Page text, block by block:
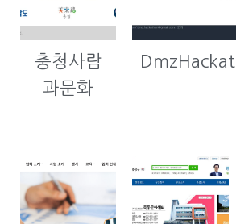
충청사람
과문화